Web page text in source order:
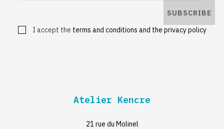
SUBSCRIBE
I accept the terms and conditions and the privacy policy
Atelier Kencre
21 rue du Molinel